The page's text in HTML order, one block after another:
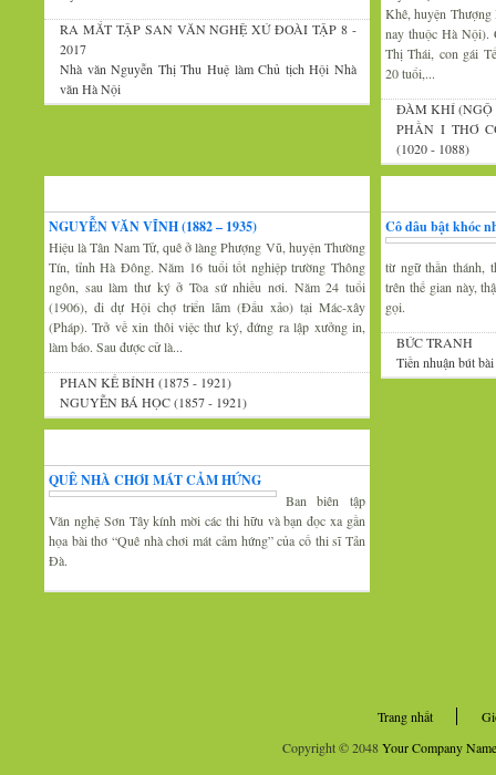
RA MẮT TẬP SAN VĂN NGHỆ XỨ ĐOÀI TẬP 8 -
2017
Nhà văn Nguyễn Thị Thu Huệ làm Chủ tịch Hội Nhà
văn Hà Nội
Khê, huyện
nay thuộc Hà Nội).
Thị Thái, con gái
20 tuổi,...
ĐÀM KHÍ (NGỘ
PHẦN I THƠ
(1020 - 1088)
NGUYỄN VĂN VĨNH (1882 – 1935)
Hiệu là Tân Nam Tử, quê ở làng Phượng Vũ, huyện Thường
Tín, tỉnh Hà Đông. Năm 16 tuổi tốt nghiệp trường Thông
ngôn, sau làm thư ký ở Tòa sứ nhiều nơi. Năm 24 tuổi
(1906), đi dự Hội chợ triển lãm (Đấu xảo) tại Mác-xây
(Pháp). Trở về xin thôi việc thư ký, đứng ra lập xưởng in,
làm báo. Sau được cử là...
PHAN KẾ BÍNH (1875 - 1921)
NGUYỄN BÁ HỌC (1857 - 1921)
Cô dâu bật khóc
từ ngữ thần thánh,
trên thế gian này,
gọi.
BỨC TRANH
Tiền nhuận bút
QUÊ NHÀ CHƠI MÁT CẢM HỨNG
Ban biên tập
Văn nghệ Sơn Tây kính mời các thi hữu và bạn đọc xa gần
họa bài thơ “Quê nhà chơi mát cảm hứng” của cố thi sĩ Tản
Đà.
Trang nhất
Copyright © 2048Your Company Name